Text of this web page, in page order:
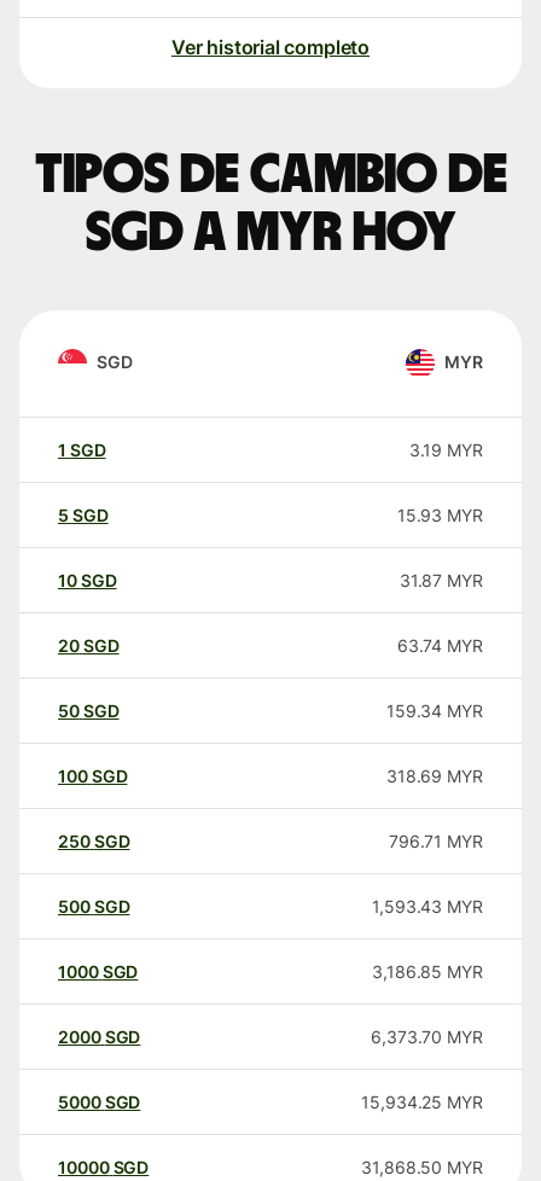
Ver historial completo
Tipos de cambio de
SGD a MYR hoy
SGD MYR
1 SGD 3.19 MYR
5 SGD 15.93 MYR
10SGD 31.87 MYR
20SGD 63.74 MYR
50SGD 159.34 MYR
100SGD 318.69 MYR
250SGD 796.71 MYR
500SGD 1,593.43 MYR
1000SGD 3,186.85 MYR
2000SGD 6,373.70 MYR
5000SGD 15,934.25 MYR
10000 SGD 31,868.50 MYR